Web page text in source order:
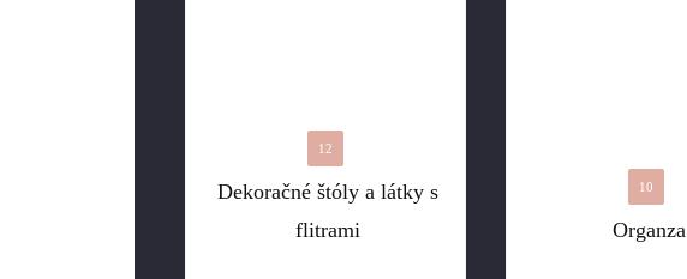
Dekoračné štóly a látky s
flitrami
12
Organza
10